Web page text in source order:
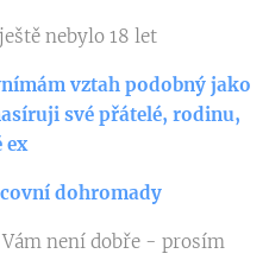
nebylo 18 let
vztah podobný jako
své přátelé, rodinu,
ex
dohromady
není dobře - prosím